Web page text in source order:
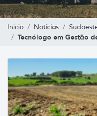
Inicio Notícias
Tecnólogo em Gestão